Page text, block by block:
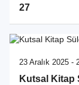
27
23 Aralık 2025 -
Kutsal Kitap